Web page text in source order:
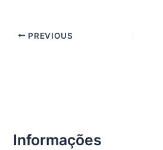
PREVIOUS
Informações